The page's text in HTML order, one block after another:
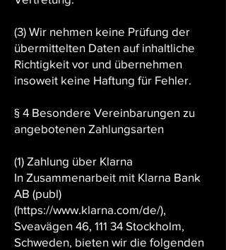
(3) Wir nehmen keine Prüfung der
übermittelten Daten auf inhaltliche
Richtigkeit vor und übernehmen
insoweit keine Haftung für Fehler.
§ 4 Besondere Vereinbarungen zu
angebotenen Zahlungsarten
(1) Zahlung über Klarna
In Zusammenarbeit mit Klarna Bank
AB (publ)
(https://www.klarna.com/de/),
Sveavägen 46, 111 34 Stockholm,
Schweden, bieten wir die folgenden